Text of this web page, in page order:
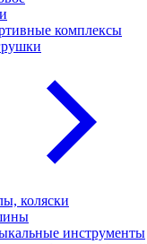
комплексы
коляски
инструменты